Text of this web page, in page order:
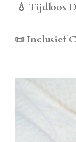
💧 Tijdloos
📜 Inclusief